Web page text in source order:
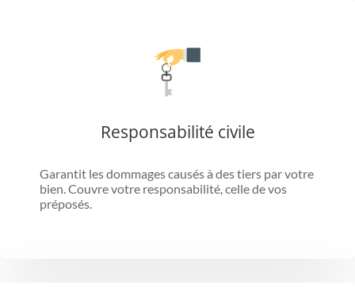
Responsabilité civile
Garantit les dommages causés à des tiers par votre
bien. Couvre votre responsabilité, celle de vos
préposés.